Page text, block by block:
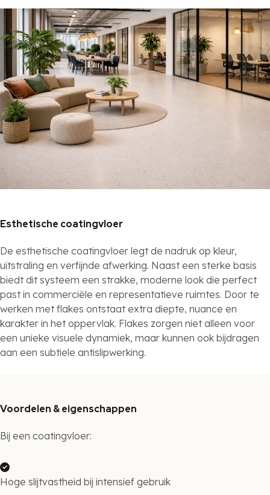
Esthetische coatingvloer
De esthetische coatingvloer legt de nadruk op kleur,
uitstraling en verfijnde afwerking. Naast een sterke basis
biedt dit systeem een strakke, moderne look die perfect
past in commerciële en representatieve ruimtes. Door te
werken met flakes ontstaat extra diepte, nuance en
karakter in het oppervlak. Flakes zorgen niet alleen voor
een unieke visuele dynamiek, maar kunnen ook bijdragen
aan een subtiele antislipwerking.
Voordelen & eigenschappen
Bij een coatingvloer:
Hoge slijtvastheid bij intensief gebruik